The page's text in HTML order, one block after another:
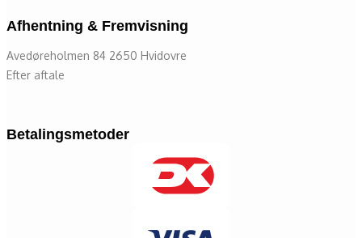
Afhentning & Fremvisning
Avedøreholmen 84 2650 Hvidovre
Efter aftale
Betalingsmetoder